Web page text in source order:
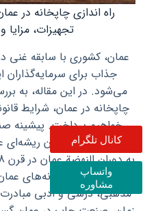
راه اندازی چاپخانه در
تجهیزات، مزایا
عمان، کشوری با سابقه غنی
جذاب برای
می‌شود. در این مقاله، به
چاپخانه در عمان، شرایط
خواهیم پرداخت. پیشینه
صنعت چاپ در عمان ریشه‌ای
در آن زمان، چاپخانه‌های
مذهبی، درسی و ادبی
واتساپ
مشاوره
کانال تلگرام